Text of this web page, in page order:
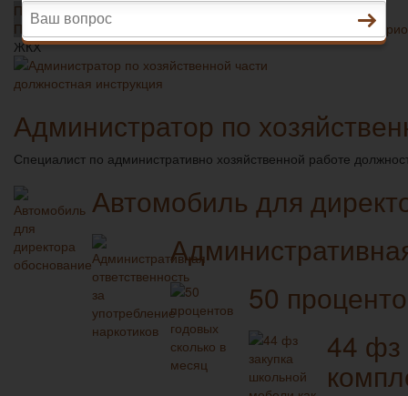
Приобретение нежилого здания с арендатором
Правовой режим договора аренды при смене собственника
ЖКХ
Администратор по
Специалист по административно хозяйственной работе
Автомобиль для
50
44 фз